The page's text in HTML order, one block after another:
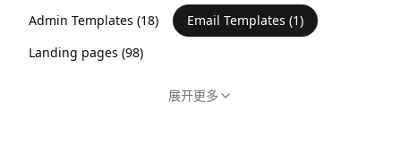
Admin Templates (18) Email Templates (1)
Landing pages (98)
展开更多